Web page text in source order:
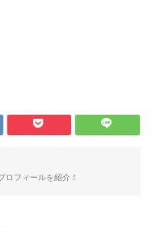
ロフィールを紹介！